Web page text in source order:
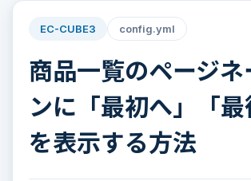
EC-CUBE3 config.yml
商品一覧のページネ
ンに「最初へ」「最
を表示する方法